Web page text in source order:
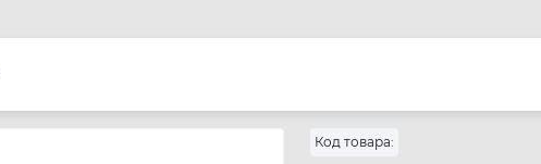
Код товара: